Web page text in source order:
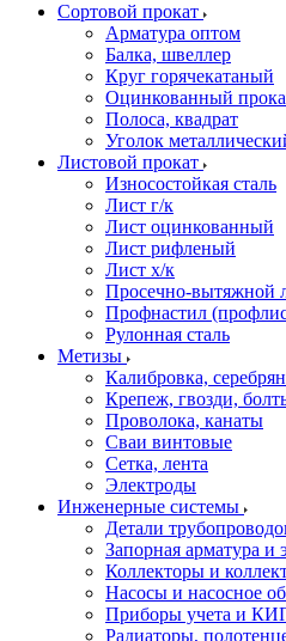
Сортовой прокат
Арматура оптом
Балка, швеллер
Круг горячекатаный
Оцинкованный
Полоса, квадрат
Уголок
Листовой прокат
Износостойкая сталь
Лист г/к
Лист оцинкованный
Лист рифленый
Лист х/к
Просечно-вытяжной
Профнастил
Рулонная сталь
Метизы
Калибровка,
Крепеж, гвозди,
Проволока, канаты
Сваи винтовые
Сетка, лента
Электроды
Инженерные системы
Детали
Запорная арматура и
Коллекторы и
Насосы и насосное
Приборы учета и
Радиаторы,